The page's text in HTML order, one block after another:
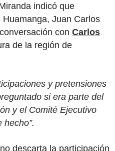
indicó que
Juan Carlos
con Carlos
de la región de
y pretensiones
si era parte del
y el Comité Ejecutivo
descarta la participación